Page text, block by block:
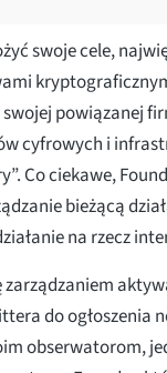
swoje cele,
powiązanej
cyfrowych i
Co ciekawe,
bieżącą
na rzecz
zarządzaniem
do ogłoszenia
obserwatorom,